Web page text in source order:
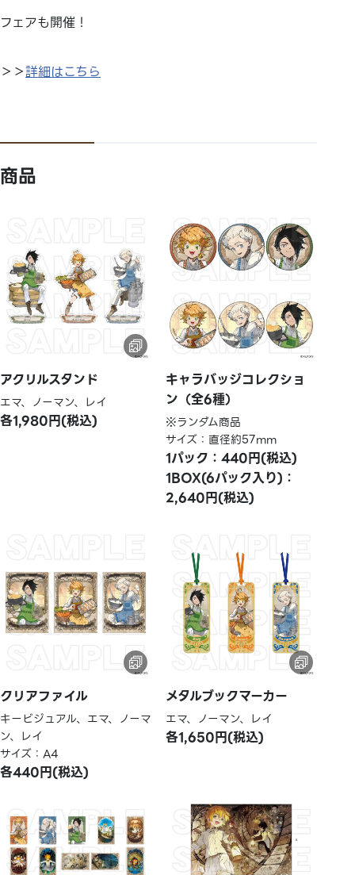
フェアも開催！
＞＞詳細はこちら
商品
アクリルスタンド
エマ、ノーマン、レイ
各1,980円(税込)
キャラバッジコレクショ
ン（全6種）
※ランダム商品
サイズ：直径約57mm
1パック：440円(税込)
1BOX(6パック入り)：
2,640円(税込)
クリアファイル
キービジュアル、エマ、ノーマ
ン、レイ
サイズ：A4
各440円(税込)
メタルブックマーカー
エマ、ノーマン、レイ
各1,650円(税込)